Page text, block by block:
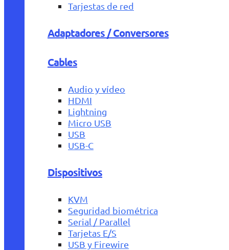
Tarjestas de red
Adaptadores / Conversores
Cables
Audio y vídeo
HDMI
Lightning
Micro USB
USB
USB-C
Dispositivos
KVM
Seguridad biométrica
Serial / Parallel
Tarjetas E/S
USB y Firewire